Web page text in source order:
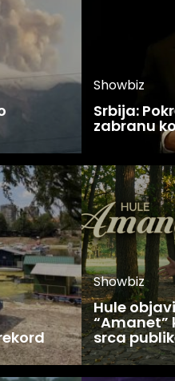
Showbiz
Srbija:
zabranu
Showbiz
Hule
“Amanet”
srca